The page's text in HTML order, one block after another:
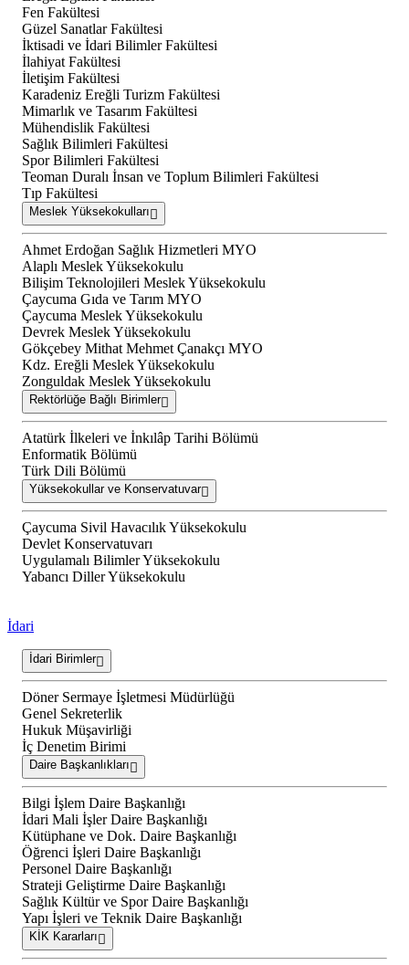
Fen Fakültesi
Güzel Sanatlar Fakültesi
İktisadi ve İdari Bilimler Fakültesi
İlahiyat Fakültesi
İletişim Fakültesi
Karadeniz Ereğli Turizm Fakültesi
Mimarlık ve Tasarım Fakültesi
Mühendislik Fakültesi
Sağlık Bilimleri Fakültesi
Spor Bilimleri Fakültesi
Teoman Duralı İnsan ve Toplum Bilimleri Fakültesi
Tıp Fakültesi
Meslek Yüksekokulları
Ahmet Erdoğan Sağlık Hizmetleri MYO
Alaplı Meslek Yüksekokulu
Bilişim Teknolojileri Meslek Yüksekokulu
Çaycuma Gıda ve Tarım MYO
Çaycuma Meslek Yüksekokulu
Devrek Meslek Yüksekokulu
Gökçebey Mithat Mehmet Çanakçı MYO
Kdz. Ereğli Meslek Yüksekokulu
Zonguldak Meslek Yüksekokulu
Rektörlüğe Bağlı Birimler
Atatürk İlkeleri ve İnkılâp Tarihi Bölümü
Enformatik Bölümü
Türk Dili Bölümü
Yüksekokullar ve Konservatuvar
Çaycuma Sivil Havacılık Yüksekokulu
Devlet Konservatuvarı
Uygulamalı Bilimler Yüksekokulu
Yabancı Diller Yüksekokulu
İdari
İdari Birimler
Döner Sermaye İşletmesi Müdürlüğü
Genel Sekreterlik
Hukuk Müşavirliği
İç Denetim Birimi
Daire Başkanlıkları
Bilgi İşlem Daire Başkanlığı
İdari Mali İşler Daire Başkanlığı
Kütüphane ve Dok. Daire Başkanlığı
Öğrenci İşleri Daire Başkanlığı
Personel Daire Başkanlığı
Strateji Geliştirme Daire Başkanlığı
Sağlık Kültür ve Spor Daire Başkanlığı
Yapı İşleri ve Teknik Daire Başkanlığı
KİK Kararları